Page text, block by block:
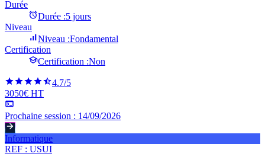
Durée
Durée :5 jours
Niveau
Niveau :Fondamental
Certification
Certification :Non
4.7/5
3050€ HT
Prochaine session : 14/09/2026
Informatique
REF : USUI